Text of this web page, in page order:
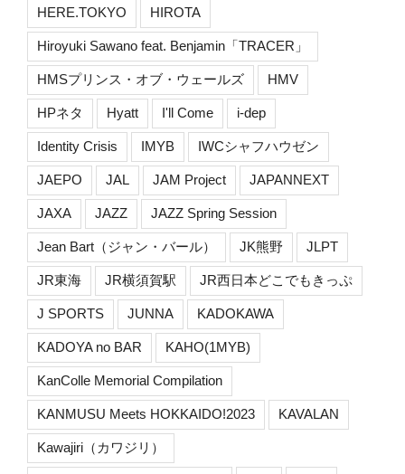
HERE.TOKYO HIROTA
Hiroyuki Sawano feat. Benjamin「TRACER」
HMSプリンス・オブ・ウェールズ HMV
HPネタ Hyatt I'll Come i-dep
Identity Crisis IMYB IWCシャフハウゼン
JAEPO JAL JAM Project JAPANNEXT
JAXA JAZZ JAZZ Spring Session
Jean Bart（ジャン・バール） JK熊野 JLPT
JR東海 JR横須賀駅 JR西日本どこでもきっぷ
J SPORTS JUNNA KADOKAWA
KADOYA no BAR KAHO(1MYB)
KanColle Memorial Compilation
KANMUSU Meets HOKKAIDO!2023 KAVALAN
Kawajiri（カワジリ）